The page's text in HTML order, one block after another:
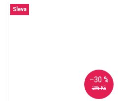
Sleva
295 Kč
–30 %